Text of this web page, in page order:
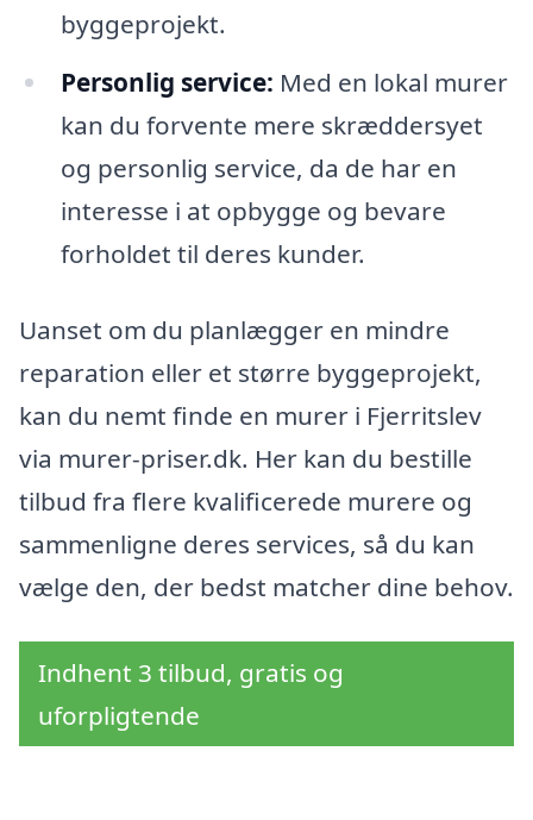
byggeprojekt.
Personlig service: Med en lokal murer
kan du forvente mere skræddersyet
og personlig service, da de har en
interesse i at opbygge og bevare
forholdet til deres kunder.
Uanset om du planlægger en mindre
reparation eller et større byggeprojekt,
kan du nemt finde en murer i Fjerritslev
via murer-priser.dk. Her kan du bestille
tilbud fra flere kvalificerede murere og
sammenligne deres services, så du kan
vælge den, der bedst matcher dine behov.
Indhent 3 tilbud, gratis og
uforpligtende